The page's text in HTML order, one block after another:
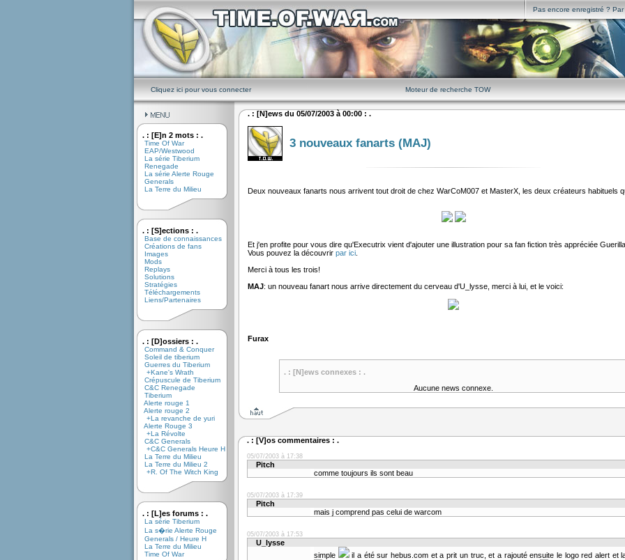
Pas encore enregistré ?
Cliquez ici pour vous connecter Moteur de recherche TOW
. : [E]n 2 mots : .
Time Of War
EAP/Westwood
La série Tiberium
Renegade
La série Alerte Rouge
Generals
La Terre du Milieu
. : [S]ections : .
Base de connaissances
Créations de fans
Images
Mods
Replays
Solutions
Stratégies
Téléchargements
Liens/Partenaires
. : [D]ossiers : .
Command & Conquer
Soleil de tiberium
Guerres du Tiberium
+Kane's Wrath
Crépuscule de Tiberium
C&C Renegade
Tiberium
Alerte rouge 1
Alerte rouge 2
+La revanche de yuri
Alerte Rouge 3
+La Révolte
C&C Generals
+C&C Generals Heure H
La Terre du Milieu
La Terre du Milieu 2
+R. Of The Witch King
. : [L]es forums : .
La série Tiberium
La s�rie Alerte Rouge
Generals / Heure H
La Terre du Milieu
Time Of War
. : [N]ews du 05/07/2003 à 00:00 : .
3 nouveaux fanarts (MAJ)
Deux nouveaux fanarts nous arrivent tout droit de chez WarCoM007 et MasterX, les deux créateurs habituels
Et j'en profite pour vous dire qu'Executrix vient d'ajouter une illustration pour sa fan fiction très appréciée
Vous pouvez la découvrir par ici.
Merci à tous les trois!
MAJ: un nouveau fanart nous arrive directement du cerveau d'U_lysse, merci à lui, et le voici:
Furax
. : [N]ews connexes : .
Aucune news connexe.
. : [V]os commentaires : .
05/07/2003 à 17:38
Pitch
comme toujours ils sont beau
05/07/2003 à 17:39
Pitch
mais j comprend pas celui de warcom
05/07/2003 à 17:53
U_lysse
simple
il a été sur hebus.com et a prit un truc, et a rajouté ensuite le logo red alert et